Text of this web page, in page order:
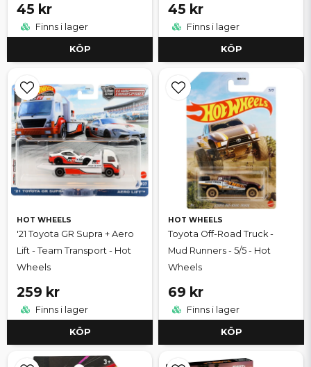
45 kr
Finns i lager
KÖP
45 kr
Finns i lager
KÖP
HOT WHEELS
'21 Toyota GR Supra + Aero
Lift - Team Transport - Hot
Wheels
259 kr
Finns i lager
KÖP
HOT WHEELS
Toyota Off-Road Truck -
Mud Runners - 5/5 - Hot
Wheels
69 kr
Finns i lager
KÖP